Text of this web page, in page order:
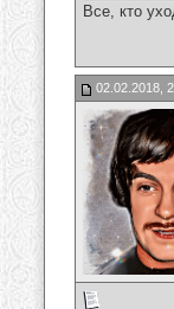
Все, кто
02.02.2018,